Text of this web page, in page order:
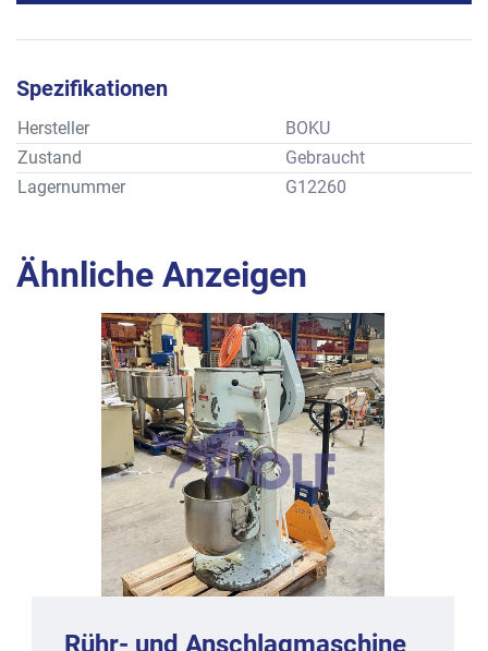
Spezifikationen
Hersteller
BOKU
Zustand
Gebraucht
Lagernummer
G12260
Ähnliche Anzeigen
Rühr- und Anschlagmaschine